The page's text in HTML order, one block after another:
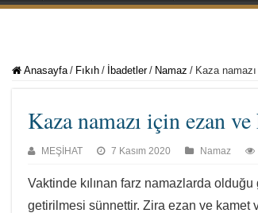
Anasayfa / Fıkıh / İbadetler / Namaz / Kaza
Kaza namazı için ezan
MEŞİHAT 7 Kasım 2020 Namaz
Vaktinde kılınan farz namazlarda
getirilmesi sünnettir. Zira ezan ve kamet